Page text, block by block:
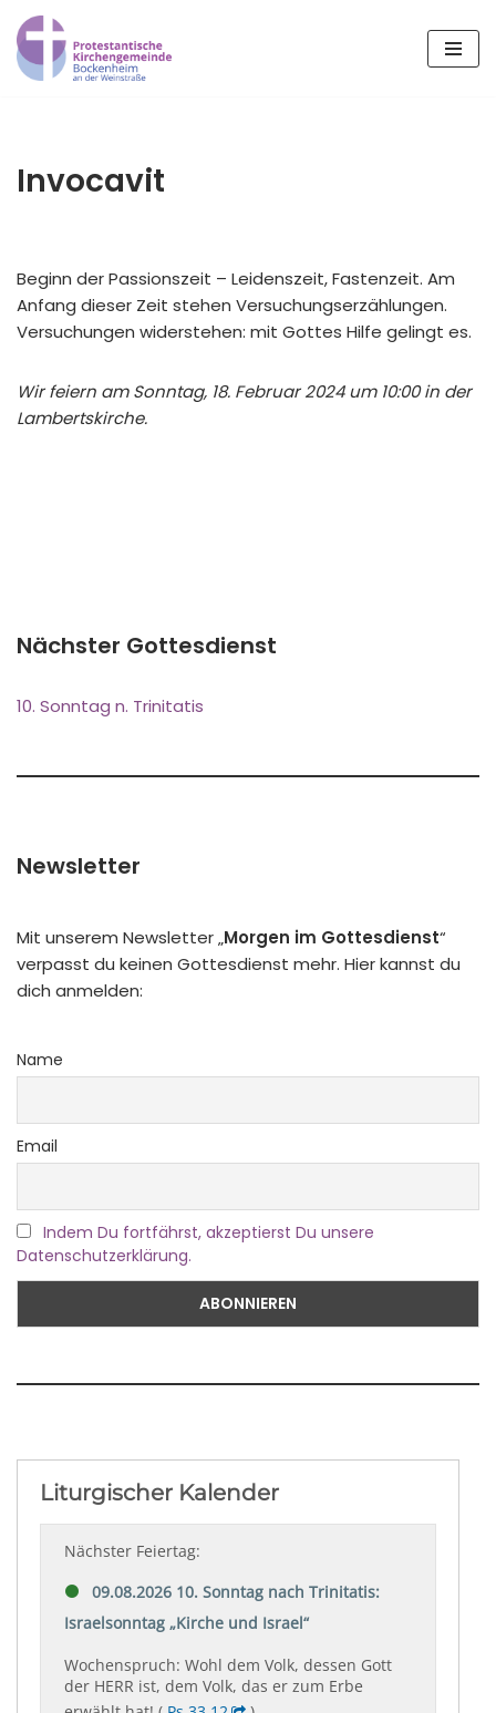
Zum
Inhalt
Invocavit
Beginn der Passionszeit – Leidenszeit, Fastenzeit. Am
Anfang dieser Zeit stehen Versuchungserzählungen.
Versuchungen widerstehen: mit Gottes Hilfe gelingt es.
Wir feiern am Sonntag, 18. Februar 2024 um 10:00 in der
Lambertskirche.
Nächster Gottesdienst
10. Sonntag n. Trinitatis
Newsletter
Mit unserem Newsletter „Morgen im Gottesdienst“
verpasst du keinen Gottesdienst mehr. Hier kannst du
dich anmelden:
Name
Email
Indem Du fortfährst, akzeptierst Du unsere
Datenschutzerklärung.